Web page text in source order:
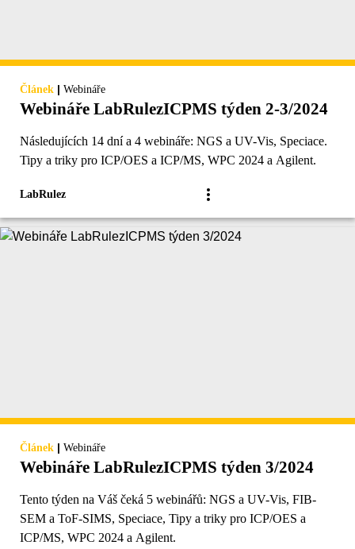
Článek | Webináře
Webináře LabRulezICPMS týden 2-3/2024
Následujících 14 dní a 4 webináře: NGS a UV-Vis, Speciace.
Tipy a triky pro ICP/OES a ICP/MS, WPC 2024 a Agilent.
LabRulez
Článek | Webináře
Webináře LabRulezICPMS týden 3/2024
Tento týden na Váš čeká 5 webinářů: NGS a UV-Vis, FIB-
SEM a ToF-SIMS, Speciace, Tipy a triky pro ICP/OES a
ICP/MS, WPC 2024 a Agilent.